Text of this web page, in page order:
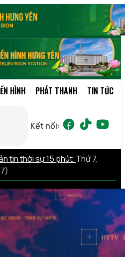
HÌNH PHÁT THANH TIN TỨC
Kết nối:
tin thời sự 15 phút Thứ 7,